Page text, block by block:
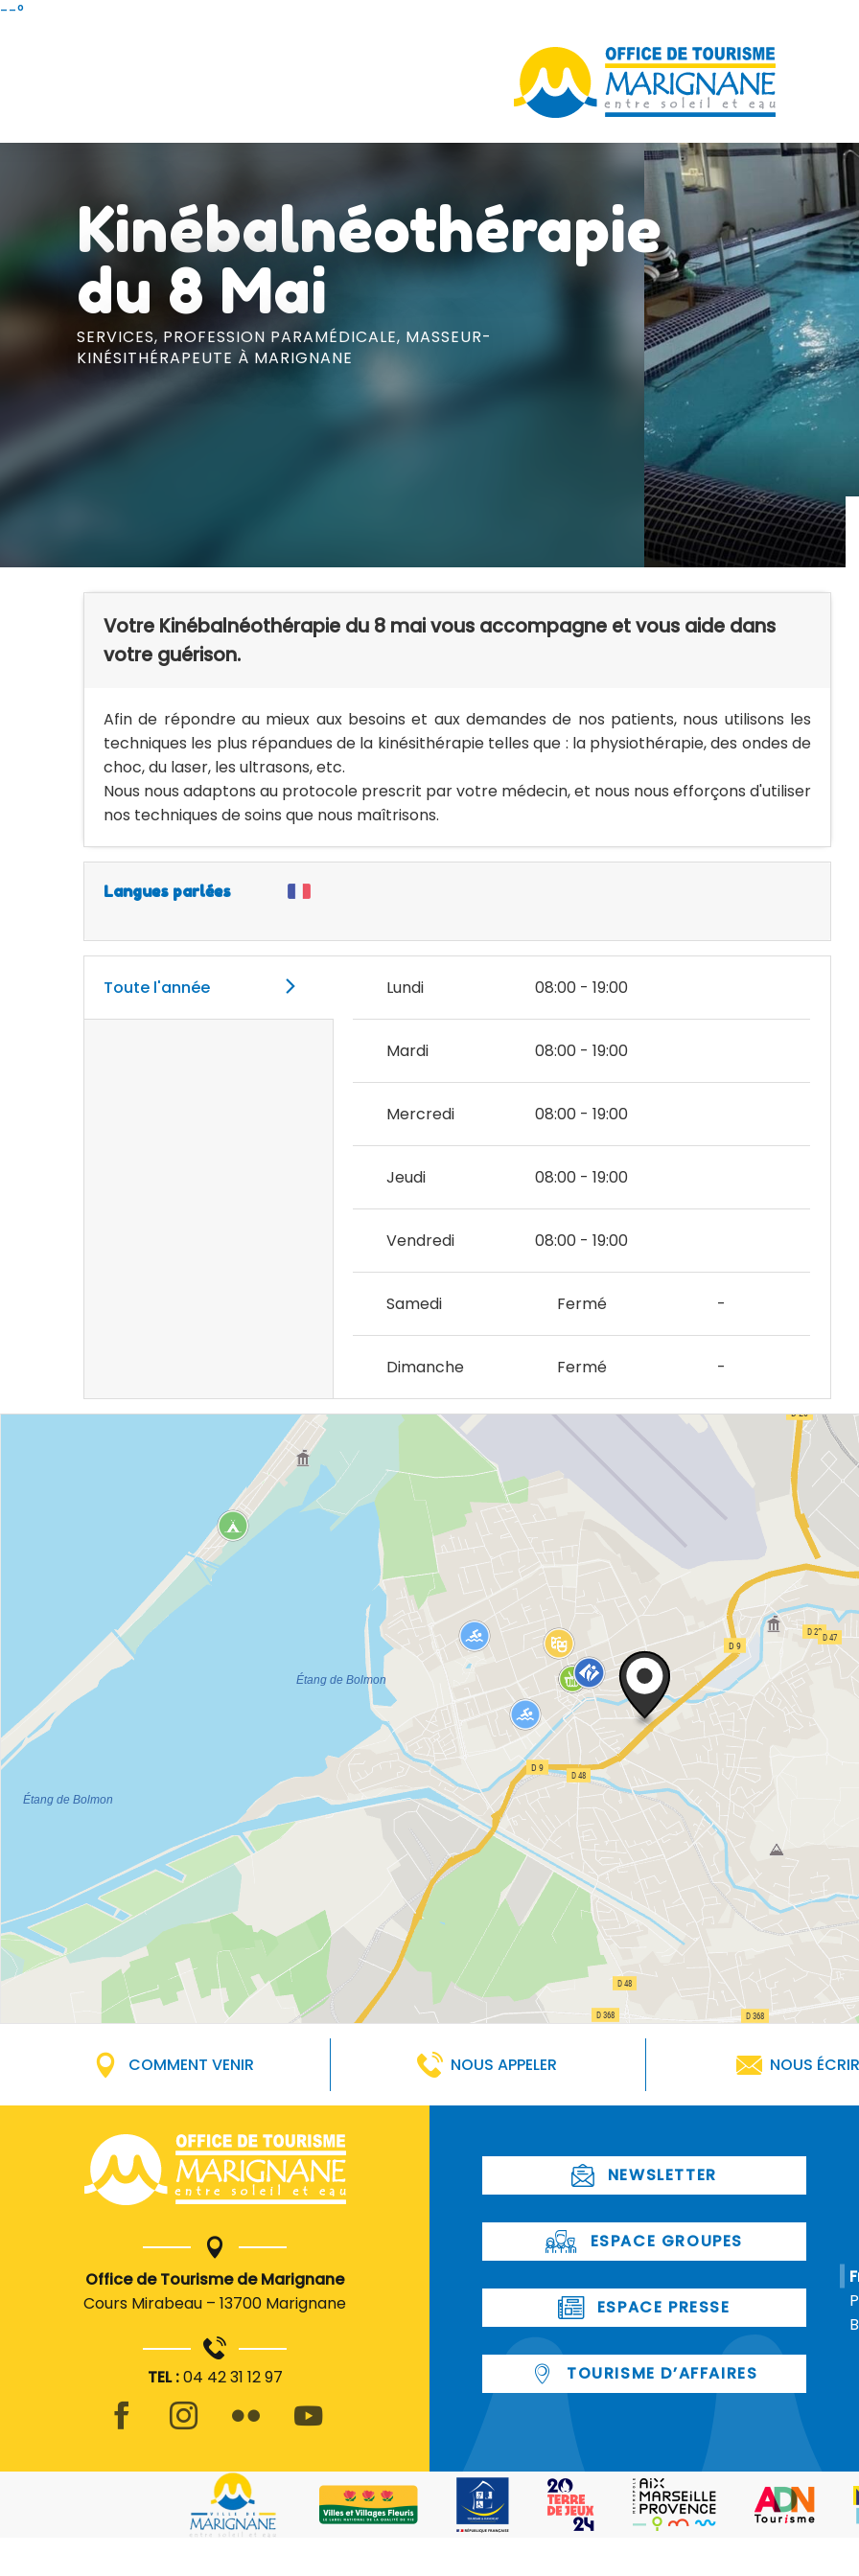
Aller
--°
Kinébalnéothérapie
du 8 Mai
SERVICES, PROFESSION PARAMÉDICALE, MASSEUR-
KINÉSITHÉRAPEUTE À MARIGNANE
Votre Kinébalnéothérapie du 8 mai vous accompagne et vous aide dans
votre guérison.
Afin de répondre au mieux aux besoins et aux demandes de nos patients, nous utilisons les
techniques les plus répandues de la kinésithérapie telles que : la physiothérapie, des ondes de
choc, du laser, les ultrasons, etc.
Nous nous adaptons au protocole prescrit par votre médecin, et nous nous efforçons d'utiliser
nos techniques de soins que nous maîtrisons.
Langues parlées
Toute l'année Lundi 08:00 - 19:00
Mardi 08:00 - 19:00
Mercredi 08:00 - 19:00
Jeudi 08:00 - 19:00
Vendredi 08:00 - 19:00
Samedi Fermé -
Dimanche Fermé -
COMMENT VENIR NOUS APPELER NOUS
Office de Tourisme de Marignane
Cours Mirabeau – 13700 Marignane
TEL :04 42 31 12 97
NEWSLETTER
ESPACE GROUPES
ESPACE PRESSE
TOURISME D’AFFAIRES